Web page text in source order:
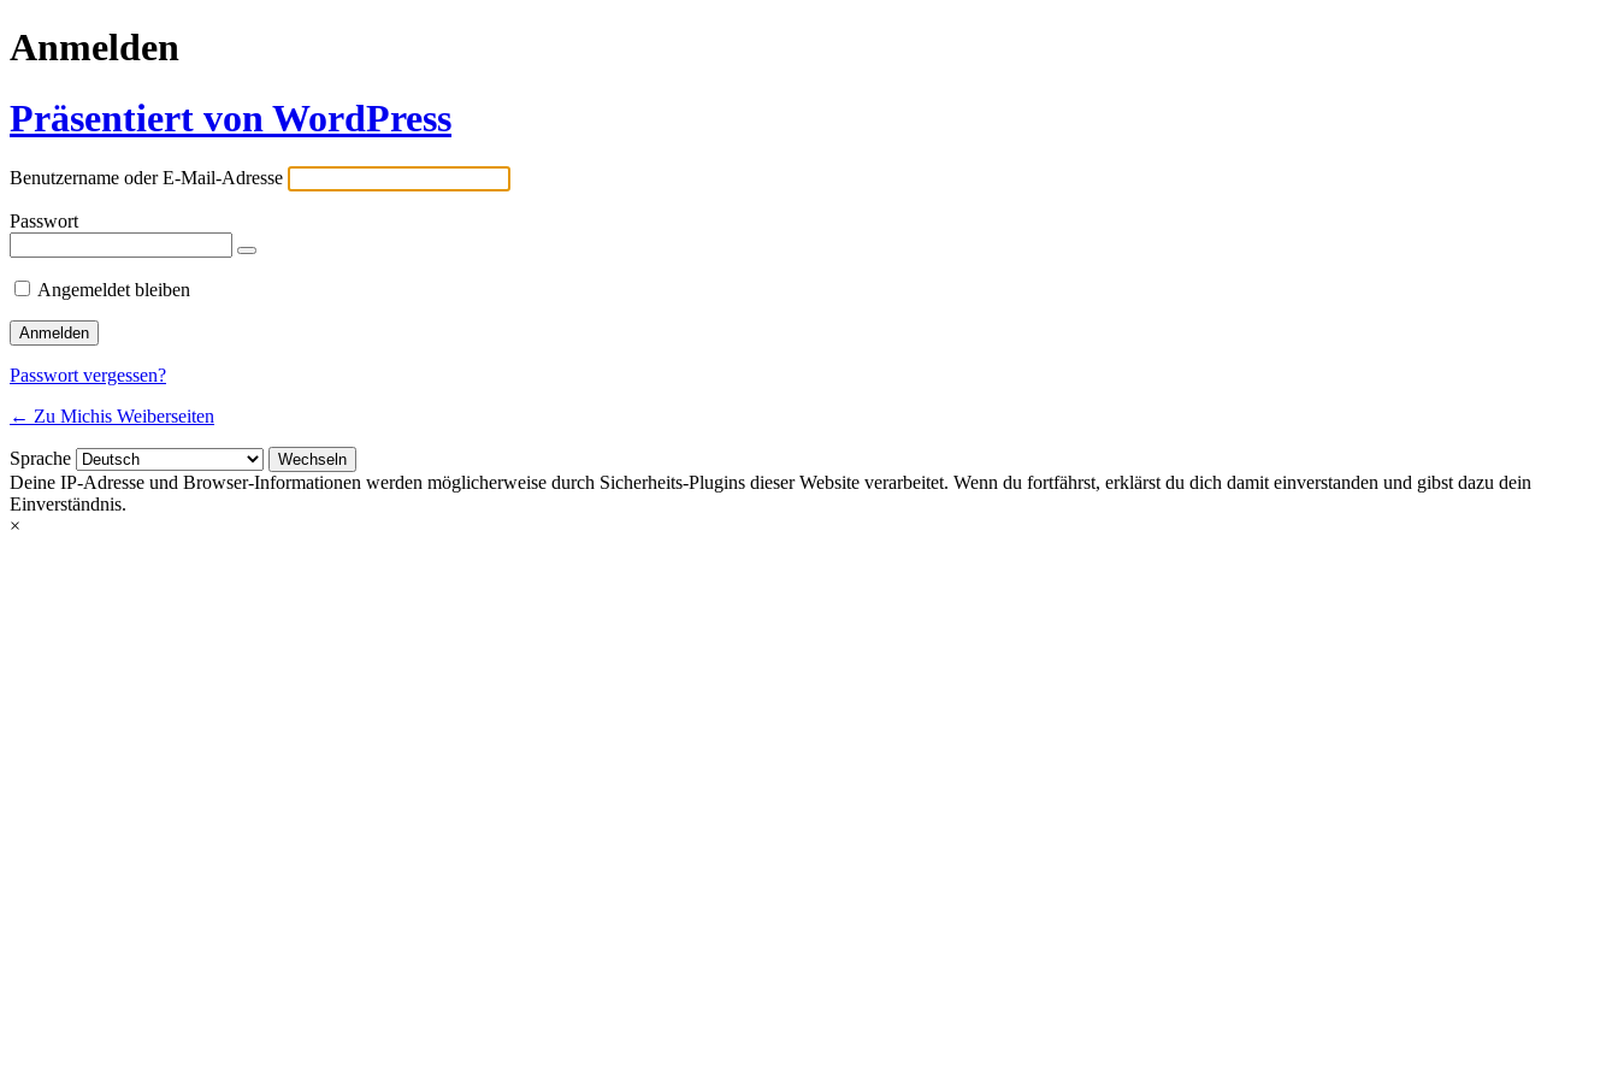
Anmelden
Präsentiert von WordPress
Benutzername oder E-Mail-Adresse
Passwort
Angemeldet bleiben
Passwort vergessen?
← Zu Michis Weiberseiten
Sprache
Deine IP-Adresse und Browser-Informationen werden möglicherweise durch Sicherheits-Plugins dieser Website verarbeitet. Wenn du fortfährst, erklärst du dich damit einverstanden und gibst dazu dein
Einverständnis.
×